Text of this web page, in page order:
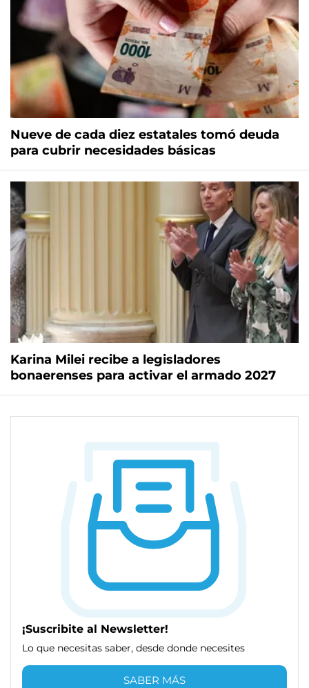
Nueve de cada diez estatales tomó deuda
para cubrir necesidades básicas
Karina Milei recibe a legisladores
bonaerenses para activar el armado 2027
¡Suscribite al Newsletter!
Lo que necesitas saber, desde donde necesites
SABER MÁS